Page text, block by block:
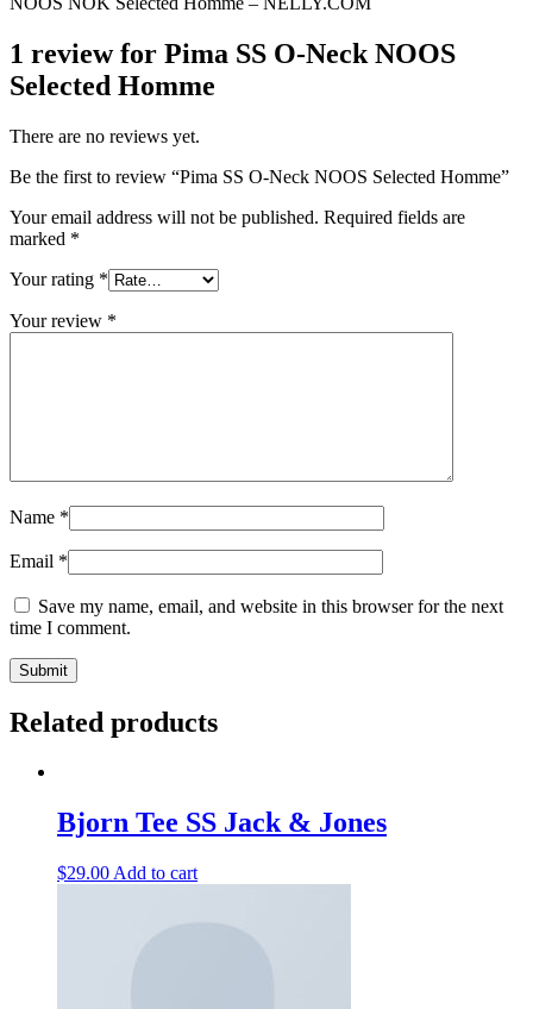
1 review for Pima SS O-Neck NOOS
Selected Homme
There are no reviews yet.
Be the first to review “Pima SS O-Neck NOOS Selected Homme”
Your email address will not be published. Required fields are
marked *
Your rating *
Your review *
Name *
Email *
Save my name, email, and website in this browser for the next
time I comment.
Related products
Bjorn Tee SS Jack & Jones
$29.00 Add to cart